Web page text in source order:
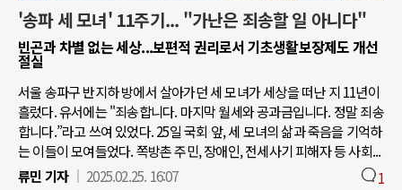
'송파 세 모녀' 11주기... "가난은 죄송할 일 아니다"
빈곤과 차별 없는 세상...보편적 권리로서 기초생활보장제도 개선
절실
서울 송파구 반지하 방에서 살아가던 세 모녀가 세상을 떠난 지 11년이
흘렀다. 유서에는 "죄송합니다. 마지막 월세와 공과금입니다. 정말 죄송
합니다.”라고 쓰여 있었다. 25일 국회 앞, 세 모녀의 삶과 죽음을 기억하
는 이들이 모여들었다. 쪽방촌 주민, 장애인, 전세사기 피해자 등 사회...
류민 기자
2025.02.25. 16:07 1